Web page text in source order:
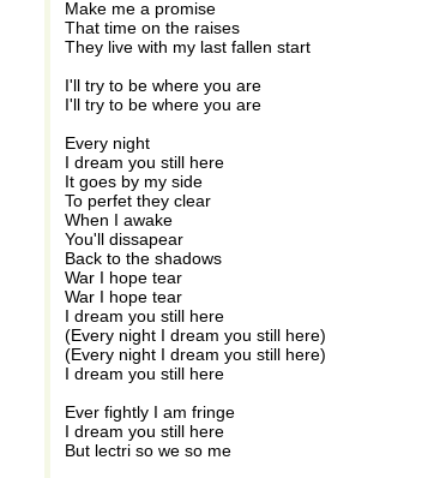
Make me a promise
That time on the raises
They live with my last fallen start
I'll try to be where you are
I'll try to be where you are
Every night
I dream you still here
It goes by my side
To perfet they clear
When I awake
You'll dissapear
Back to the shadows
War I hope tear
War I hope tear
I dream you still here
(Every night I dream you still here)
(Every night I dream you still here)
I dream you still here
Ever fightly I am fringe
I dream you still here
But lectri so we so me